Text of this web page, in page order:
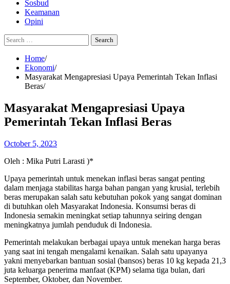
Sosbud
Keamanan
Opini
Search
for:
Home
Ekonomi
Masyarakat Mengapresiasi Upaya Pemerintah Tekan Inflasi
Beras
Masyarakat Mengapresiasi Upaya
Pemerintah Tekan Inflasi Beras
October 5, 2023
Oleh : Mika Putri Larasti )*
Upaya pemerintah untuk menekan inflasi beras sangat penting
dalam menjaga stabilitas harga bahan pangan yang krusial, terlebih
beras merupakan salah satu kebutuhan pokok yang sangat dominan
di butuhkan oleh Masyarakat Indonesia. Konsumsi beras di
Indonesia semakin meningkat setiap tahunnya seiring dengan
meningkatnya jumlah penduduk di Indonesia.
Pemerintah melakukan berbagai upaya untuk menekan harga beras
yang saat ini tengah mengalami kenaikan. Salah satu upayanya
yakni menyebarkan bantuan sosial (bansos) beras 10 kg kepada 21,3
juta keluarga penerima manfaat (KPM) selama tiga bulan, dari
September, Oktober, dan November.